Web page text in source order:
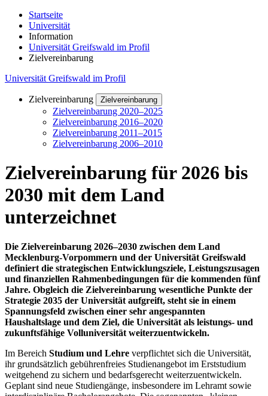
Startseite
Universität
Information
Universität Greifswald im Profil
Zielvereinbarung
Universität Greifswald im Profil
Zielvereinbarung Zielvereinbarung
Zielvereinbarung 2020–2025
Zielvereinbarung 2016–2020
Zielvereinbarung 2011–2015
Zielvereinbarung 2006–2010
Zielvereinbarung für 2026 bis
2030 mit dem Land
unterzeichnet
Die Zielvereinbarung 2026–2030 zwischen dem Land
Mecklenburg-Vorpommern und der Universität Greifswald
definiert die strategischen Entwicklungsziele, Leistungszusagen
und finanziellen Rahmenbedingungen für die kommenden fünf
Jahre. Obgleich die Zielvereinbarung wesentliche Punkte der
Strategie 2035 der Universität aufgreift, steht sie in einem
Spannungsfeld zwischen einer sehr angespannten
Haushaltslage und dem Ziel, die Universität als leistungs- und
zukunftsfähige Volluniversität weiterzuentwickeln.
Im Bereich Studium und Lehre verpflichtet sich die Universität,
ihr grundsätzlich gebührenfreies Studienangebot im Erststudium
weitgehend zu sichern und bedarfsgerecht weiterzuentwickeln.
Geplant sind neue Studiengänge, insbesondere im Lehramt sowie